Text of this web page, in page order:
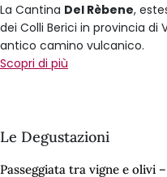
La Cantina Del Rèbene,
dei Colli Berici in provincia di
antico camino vulcanico.
Scopri di più
Le Degustazioni
Passeggiata tra vigne e olivi